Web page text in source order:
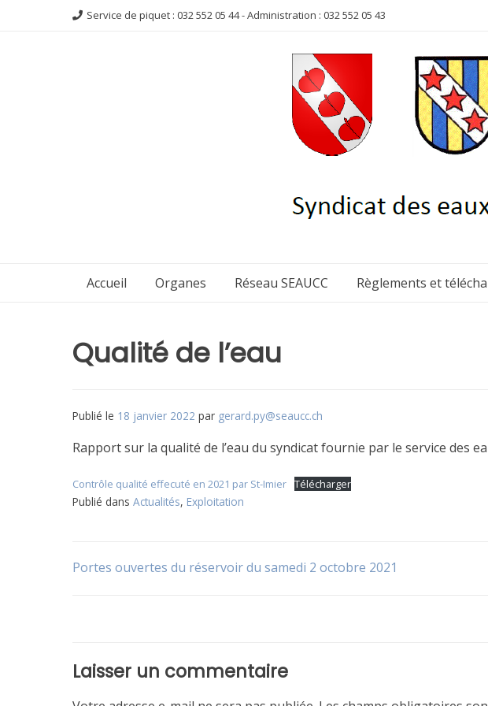
Service de piquet : 032 552 05 44 - Administration : 032 552 05 43
Accueil Organes Réseau SEAUCC Règlements et
Qualité de l’eau
Publié le 18 janvier 2022 par gerard.py@seaucc.ch
Rapport sur la qualité de l’eau du syndicat fournie par le service des
Contrôle qualité effecuté en 2021 par St-Imier Télécharger
Publié dans Actualités, Exploitation
Navigation
l’article
Portes ouvertes du réservoir du samedi 2 octobre 2021
Laisser un commentaire